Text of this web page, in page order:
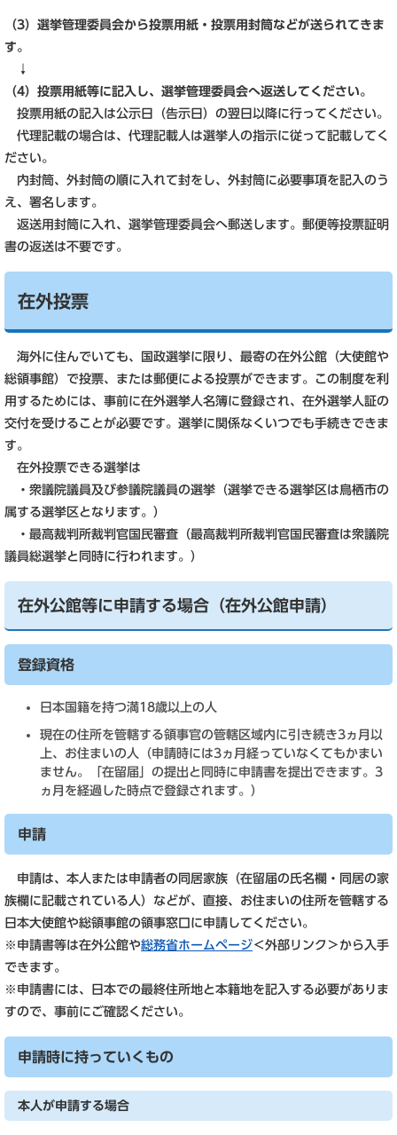
（3）選挙管理委員会から投票用紙・投票用封筒などが送られてきま
す。
↓
（4）投票用紙等に記入し、選挙管理委員会へ返送してください。
投票用紙の記入は公示日（告示日）の翌日以降に行ってください。
代理記載の場合は、代理記載人は選挙人の指示に従って記載してく
ださい。
内封筒、外封筒の順に入れて封をし、外封筒に必要事項を記入のう
え、署名します。
返送用封筒に入れ、選挙管理委員会へ郵送します。郵便等投票証明
書の返送は不要です。
在外投票
海外に住んでいても、国政選挙に限り、最寄の在外公館（大使館や
総領事館）で投票、または郵便による投票ができます。この制度を利
用するためには、事前に在外選挙人名簿に登録され、在外選挙人証の
交付を受けることが必要です。選挙に関係なくいつでも手続きできま
す。
在外投票できる選挙は
・衆議院議員及び参議院議員の選挙（選挙できる選挙区は鳥栖市の
属する選挙区となります。）
・最高裁判所裁判官国民審査（最高裁判所裁判官国民審査は衆議院
議員総選挙と同時に行われます。）
在外公館等に申請する場合（在外公館申請）
登録資格
日本国籍を持つ満18歳以上の人
現在の住所を管轄する領事官の管轄区域内に引き続き3ヵ月以
上、お住まいの人（申請時には3ヵ月経っていなくてもかまい
ません。「在留届」の提出と同時に申請書を提出できます。3
ヵ月を経過した時点で登録されます。）
申請
申請は、本人または申請者の同居家族（在留届の氏名欄・同居の家
族欄に記載されている人）などが、直接、お住まいの住所を管轄する
日本大使館や総領事館の領事窓口に申請してください。
※申請書等は在外公館や総務省ホームページ＜外部リンク＞ から入手
できます。
※申請書には、日本での最終住所地と本籍地を記入する必要がありま
すので、事前にご確認ください。
申請時に持っていくもの
本人が申請する場合